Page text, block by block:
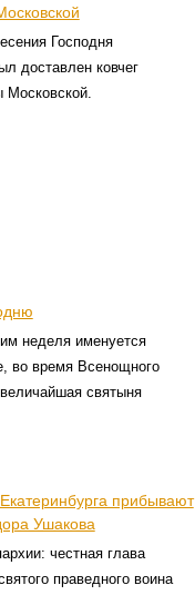
Господня
доставлен ковчег
Московской.
неделя именуется
во время Всенощного
святыня
прибывают
Ушакова
честная глава
праведного воина